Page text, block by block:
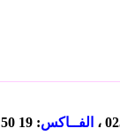
الفــاكس: 19 50 78 025